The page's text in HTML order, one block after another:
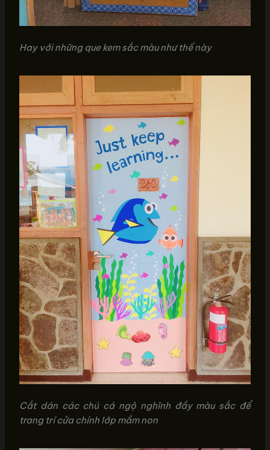
Hay với những que kem sắc màu như thế này
Cắt dán các chú cá ngộ nghĩnh đầy màu sắc để
trang trí cửa chính lớp mầm non